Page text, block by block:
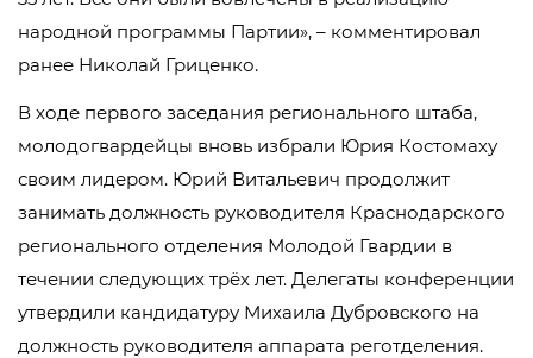
народной программы Партии», – комментировал
ранее Николай Гриценко.
В ходе первого заседания регионального штаба,
молодогвардейцы вновь избрали Юрия Костомаху
своим лидером. Юрий Витальевич продолжит
занимать должность руководителя Краснодарского
регионального отделения Молодой Гвардии в
течении следующих трёх лет. Делегаты конференции
утвердили кандидатуру Михаила Дубровского на
должность руководителя аппарата реготделения.